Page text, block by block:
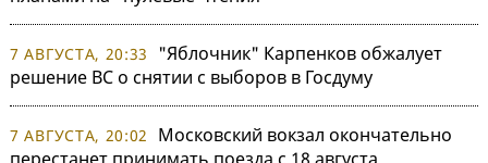
7 АВГУСТА, 20:33
"Яблочник" Карпенков обжалует
решение ВС о снятии с выборов в Госдуму
7 АВГУСТА, 20:02
Московский вокзал окончательно
перестанет принимать поезда с 18 августа